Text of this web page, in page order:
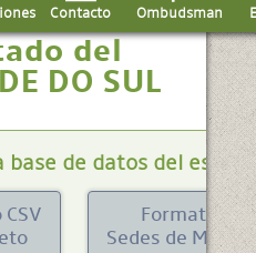
Contacto Ombudsman
del
DO SUL
base de datos del estado
Formato
Sedes de